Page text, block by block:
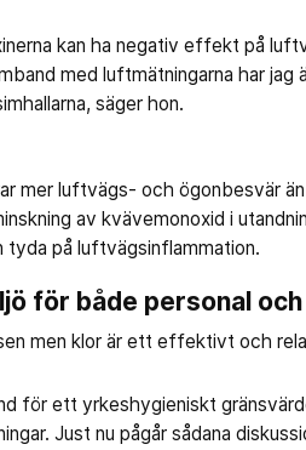
kan ha negativ effekt på
med luftmätningarna har
säger hon.
mer luftvägs- och ögonbesvär
av kvävemonoxid i
på luftvägsinflammation.
för både personal
men klor är ett effektivt och
för ett yrkeshygieniskt
Just nu pågår sådana